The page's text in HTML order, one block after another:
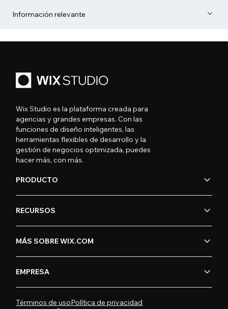
Información relevante
Wix Studio es la plataforma creada para
agencias y grandes empresas. Con las
funciones de diseño inteligentes, las
herramientas flexibles de desarrollo y la
gestión de negocios optimizada, puedes
hacer más, con más.
PRODUCTO
RECURSOS
MÁS SOBRE WIX.COM
EMPRESA
Términos de usoPolítica de privacidad